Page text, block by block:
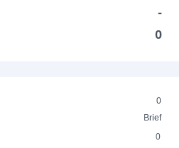
-
0
0
Brief
0